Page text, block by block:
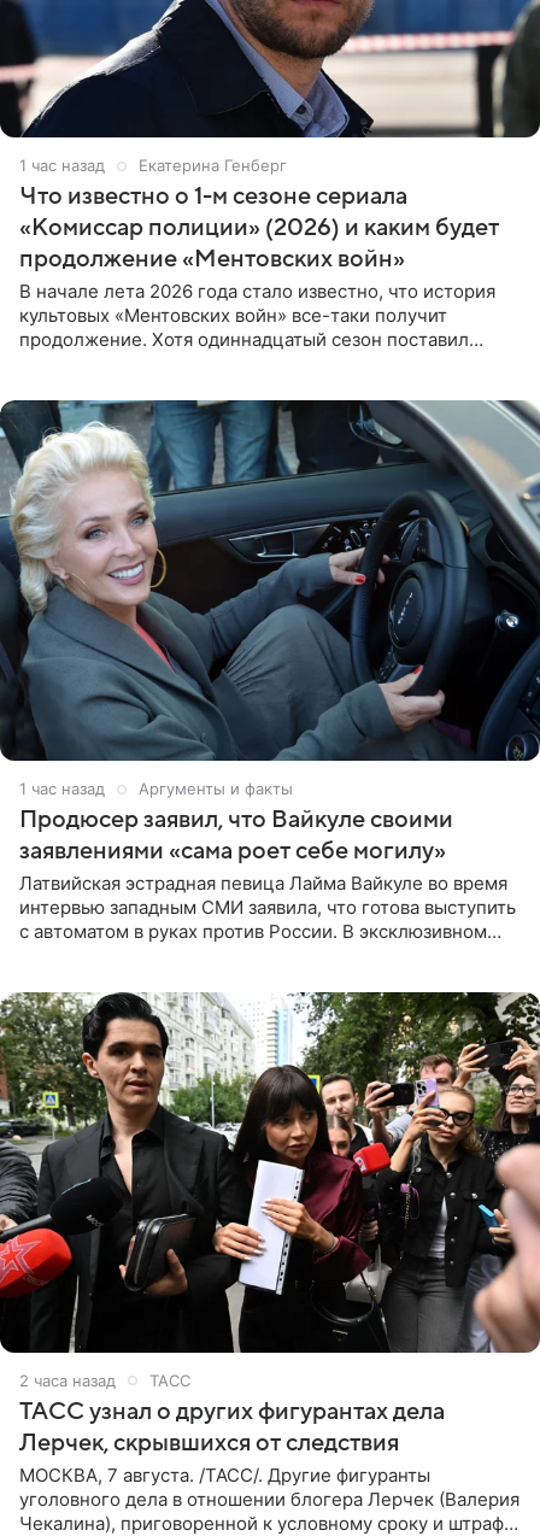
1 час назад Екатерина Генберг
Что известно о 1-м сезоне сериала
«Комиссар полиции» (2026) и каким будет
продолжение «Ментовских войн»
В начале лета 2026 года стало известно, что история
культовых «Ментовских войн» все-таки получит
продолжение. Хотя одиннадцатый сезон поставил
1 час назад Аргументы и факты
Продюсер заявил, что Вайкуле своими
заявлениями «сама роет себе могилу»
Латвийская эстрадная певица Лайма Вайкуле во время
интервью западным СМИ заявила, что готова выступить
с автоматом в руках против России. В эксклюзивном
2 часа назад ТАСС
ТАСС узнал о других фигурантах дела
Лерчек, скрывшихся от следствия
МОСКВА, 7 августа. /ТАСС/. Другие фигуранты
уголовного дела в отношении блогера Лерчек (Валерия
Чекалина), приговоренной к условному сроку и штрафу,